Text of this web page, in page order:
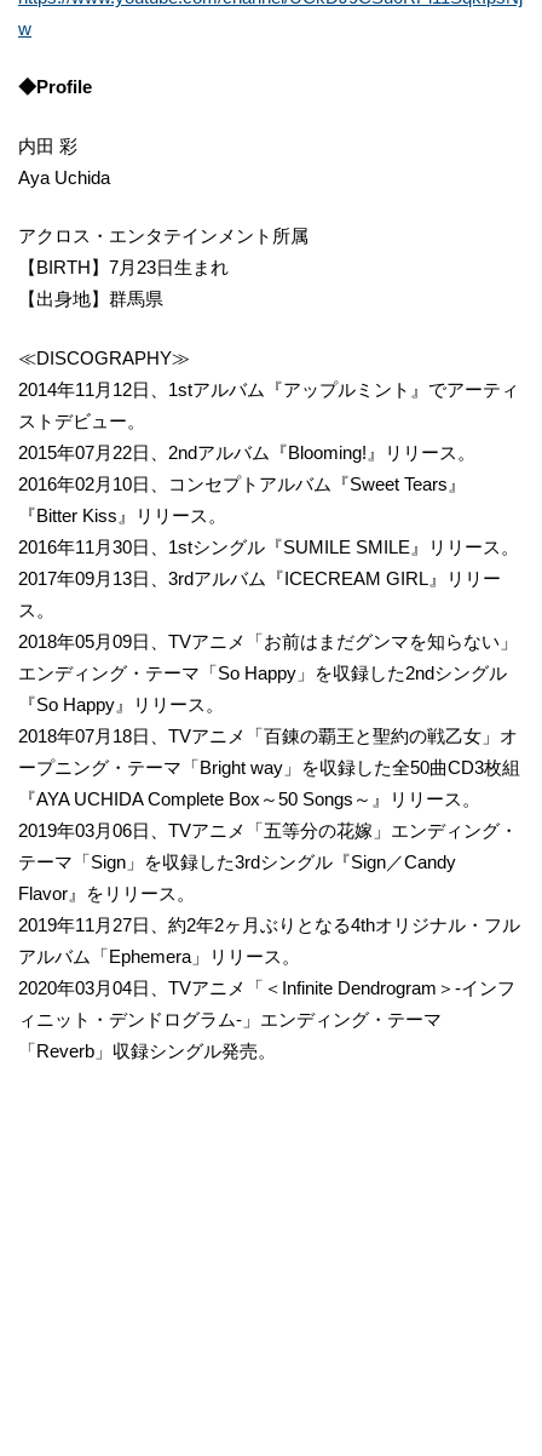
w
◆Profile
内田 彩
Aya Uchida
アクロス・エンタテインメント所属
【BIRTH】7月23日生まれ
【出身地】群馬県
≪DISCOGRAPHY≫
2014年11月12日、1stアルバム『アップルミント』でアーティ
ストデビュー。
2015年07月22日、2ndアルバム『Blooming!』リリース。
2016年02月10日、コンセプトアルバム『Sweet Tears』
『Bitter Kiss』リリース。
2016年11月30日、1stシングル『SUMILE SMILE』リリース。
2017年09月13日、3rdアルバム『ICECREAM GIRL』リリー
ス。
2018年05月09日、TVアニメ「お前はまだグンマを知らない」
エンディング・テーマ「So Happy」を収録した2ndシングル
『So Happy』リリース。
2018年07月18日、TVアニメ「百錬の覇王と聖約の戦乙女」オ
ープニング・テーマ「Bright way」を収録した全50曲CD3枚組
『AYA UCHIDA Complete Box～50 Songs～』リリース。
2019年03月06日、TVアニメ「五等分の花嫁」エンディング・
テーマ「Sign」を収録した3rdシングル『Sign／Candy
Flavor』をリリース。
2019年11月27日、約2年2ヶ月ぶりとなる4thオリジナル・フル
アルバム「Ephemera」リリース。
2020年03月04日、TVアニメ「＜Infinite Dendrogram＞-インフ
ィニット・デンドログラム-」エンディング・テーマ
「Reverb」収録シングル発売。